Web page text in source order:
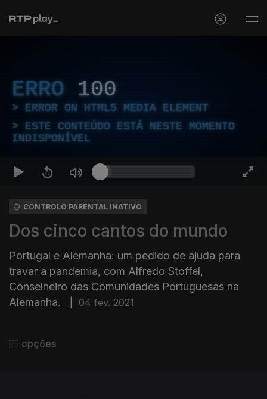
ERRO 100
ERROR ON HTML5 MEDIA ELEMENT
ESTE CONTEÚDO ESTÁ NESTE MOMENTO
INDISPONÍVEL
CONTROLO PARENTAL INATIVO
Dos cinco cantos do mundo
Portugal e Alemanha: um pedido de ajuda para
travar a pandemia, com Alfredo Stoffel,
Conselheiro das Comunidades Portuguesas na
Alemanha.
04 fev. 2021
opções